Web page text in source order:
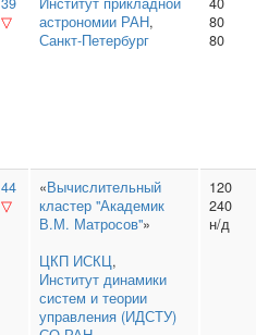
▽
астрономии РАН,
Санкт-Петербург
80
80
44
▽
«Вычислительный
кластер "Академик
В.М. Матросов"»
ЦКП ИСКЦ,
Институт динамики
систем и теории
управления (ИДСТУ)
120
240
н/д